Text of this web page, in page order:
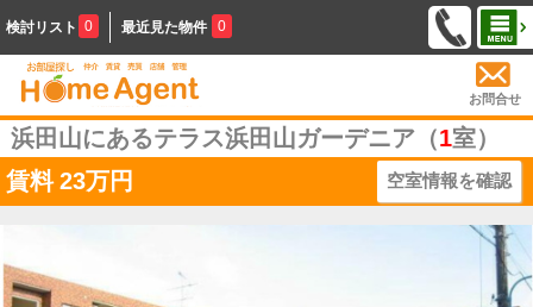
検討リスト 0 最近見た物件 0
お問合せ
浜田山にあるテラス浜田山ガーデニア（1室）
賃料 23万円 空室情報を確認